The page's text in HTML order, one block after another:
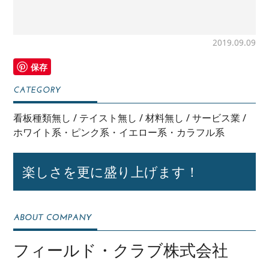
2019.09.09
保存
看板種類無し / テイスト無し /材料無し /サービス業 /
ホワイト系・ピンク系・イエロー系・カラフル系
楽しさを更に盛り上げます！
フィールド・クラブ株式会社